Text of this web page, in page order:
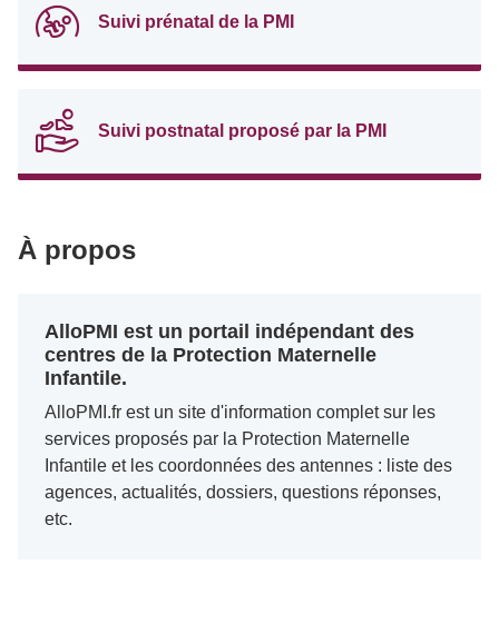
Suivi prénatal de la PMI
Suivi postnatal proposé par la PMI
À propos
AlloPMI est un portail indépendant des
centres de la Protection Maternelle
Infantile.
AlloPMI.fr est un site d'information complet sur les
services proposés par la Protection Maternelle
Infantile et les coordonnées des antennes : liste des
agences, actualités, dossiers, questions réponses,
etc.